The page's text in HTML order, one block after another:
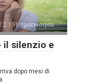
2.151 просмотров
il silenzio e
dopo mesi di